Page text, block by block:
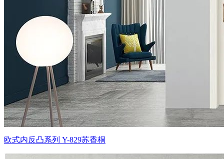
欧式内反凸系列 Y-829苏香桐